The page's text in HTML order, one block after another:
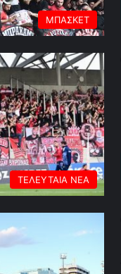
ΜΠΑΣΚΕΤ
ΤΕΛΕΥΤΑΙΑ ΝΕΑ